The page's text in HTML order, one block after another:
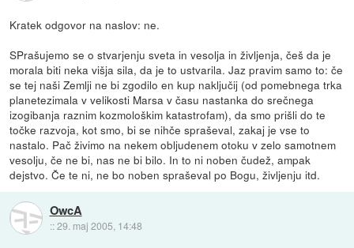
Kratek odgovor na naslov: ne.
SPrašujemo se o stvarjenju sveta in vesolja in življenja, češ da je
morala biti neka višja sila, da je to ustvarila. Jaz pravim samo to: če
se tej naši Zemlji ne bi zgodilo en kup naključij (od pomebnega trka
planetezimala v velikosti Marsa v času nastanka do srečnega
izogibanja raznim kozmološkim katastrofam), da smo prišli do te
točke razvoja, kot smo, bi se nihče spraševal, zakaj je vse to
nastalo. Pač živimo na nekem obljudenem otoku v zelo samotnem
vesolju, če ne bi, nas ne bi bilo. In to ni noben čudež, ampak
dejstvo. Če te ni, ne bo noben spraševal po Bogu, življenju itd.
OwcA
::29. maj 2005, 14:48